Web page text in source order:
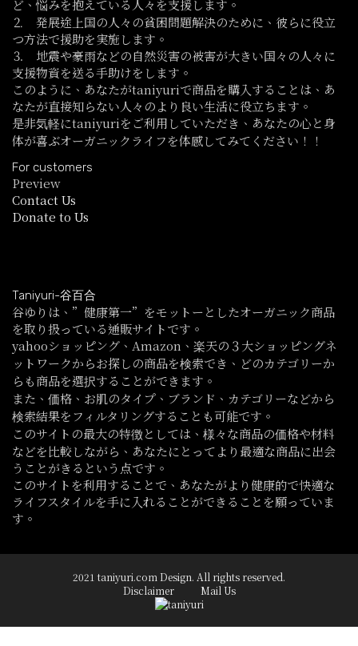
ど、悩みを抱えている人々を支援します。
⒉ 発展途上国の人々の貧困問題解決のために、彼らに役立
つ方法で援助を実施します。
⒊ 地震や豪雨などの自然災害の被害が大きい国々の人々に
支援物資を送る手助けをします。
このように、あなたがtaniyuriで商品を購入することは、あ
なたが直接知らない人々のより良い生活に役立ちます。
是非気軽にtaniyuriをご利用していただき、あなたの心と身
体が喜ぶオーガニックライフを体感してみてください！！
For customers
Preview
Contact Us
Donate to Us
Taniyuri-谷百合
谷ゆりは、”健康第一”をモットーとしたオーガニック商品
を取り扱っている通販サイトです。
yahooショッピング、Amazon、楽天の３大ショッピングネ
ットワークからお探しの商品を検索でき、どのカテゴリーか
らも商品を選択することができます。
また、価格、お肌のタイプ、ブランド、カテゴリーなどから
検索結果をフィルタリングすることも可能です。
このサイトの最大の特徴としては、様々な商品の価格や材料
などを比較しながら、あなたにとってより最適な商品に出会
うことがきるという点です。
このサイトを利用することで、あなたがより健康的で快適な
ライフスタイルを手に入れることができることを願っていま
す。
2021 taniyuri.com Design. All rights reserved.
Disclaimer
Mail Us